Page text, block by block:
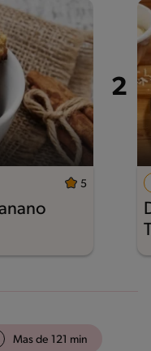
5
Mas de 121 min